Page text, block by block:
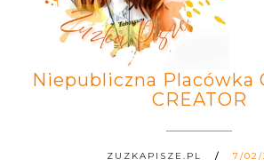
Niepubliczna Placówka
CREATOR
ZUZKAPISZE.PL 7/02/